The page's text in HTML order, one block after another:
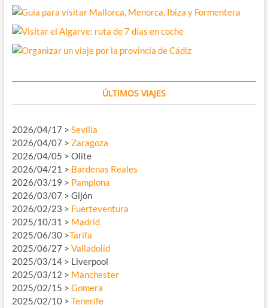
ÚLTIMOS VIAJES
2026/04/17 > Sevilla
2026/04/07 > Zaragoza
2026/04/05 > Olite
2026/04/21 > Bardenas Reales
2026/03/19 > Pamplona
2026/03/07 > Gijón
2026/02/23 > Fuerteventura
2025/10/31 > Madrid
2025/06/30 >Tarifa
2025/06/27 > Valladolid
2025/03/14 > Liverpool
2025/03/12 > Manchester
2025/02/15 > Gomera
2025/02/10 > Tenerife